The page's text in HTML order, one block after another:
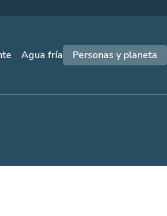
Agua fría Personas y planeta